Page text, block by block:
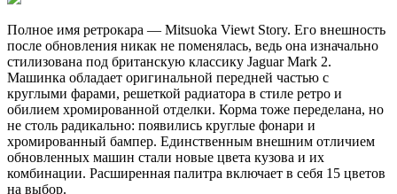
Полное имя ретрокара — Mitsuoka Viewt Story. Его внешность
после обновления никак не поменялась, ведь она изначально
стилизована под британскую классику Jaguar Mark 2.
Машинка обладает оригинальной передней частью с
круглыми фарами, решеткой радиатора в стиле ретро и
обилием хромированной отделки. Корма тоже переделана, но
не столь радикально: появились круглые фонари и
хромированный бампер. Единственным внешним отличием
обновленных машин стали новые цвета кузова и их
комбинации. Расширенная палитра включает в себя 15 цветов
на выбор.